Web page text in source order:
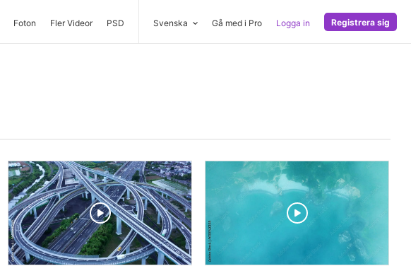
Foton Fler Videor PSD Svenska Gå med i Pro Logga in Registrera sig